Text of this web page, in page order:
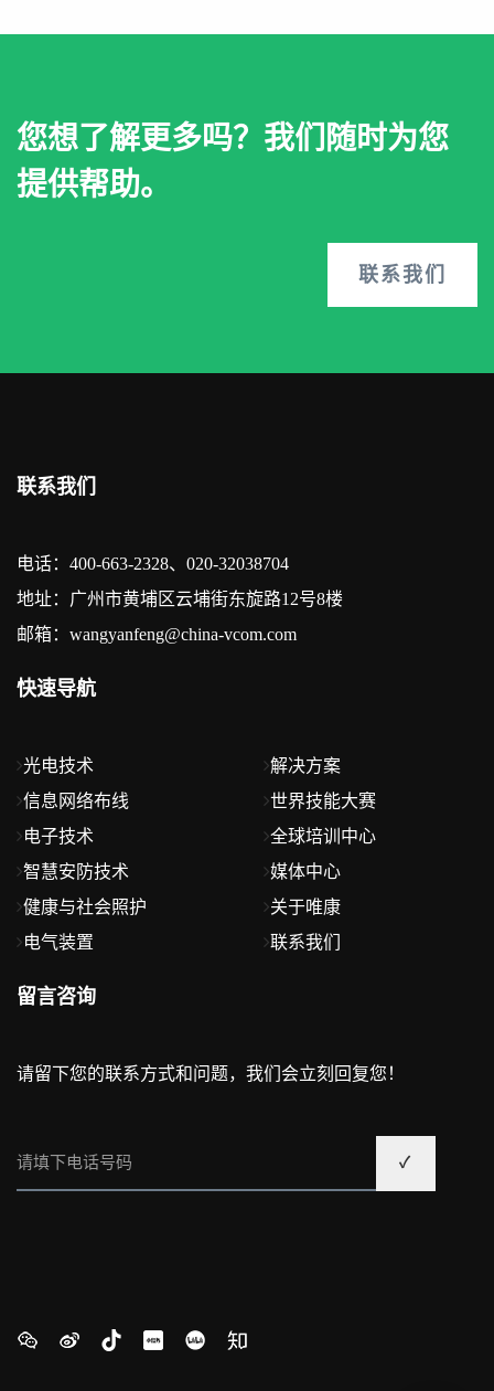
您想了解更多吗？我们随时为您
提供帮助。
联系我们
联系我们
电话：400-663-2328、020-32038704
地址：广州市黄埔区云埔街东旋路12号8楼
邮箱：wangyanfeng@china-vcom.com
快速导航
光电技术
信息网络布线
电子技术
智慧安防技术
健康与社会照护
电气装置
解决方案
世界技能大赛
全球培训中心
媒体中心
关于唯康
联系我们
留言咨询
请留下您的联系方式和问题，我们会立刻回复您！